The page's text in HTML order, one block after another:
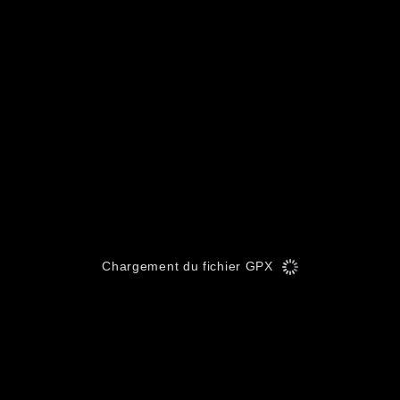
Chargement du fichier GPX